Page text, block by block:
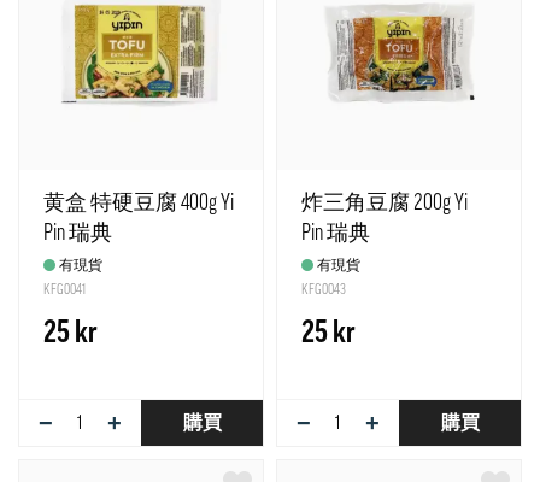
黄盒 特硬豆腐 400g Yi
Pin 瑞典
有現貨
KFG0041
25 kr
− + 購買
炸三角豆腐 200g Yi
Pin 瑞典
有現貨
KFG0043
25 kr
− + 購買